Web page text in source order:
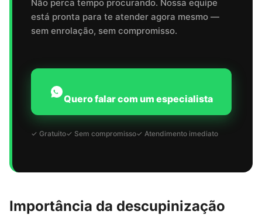
Não perca tempo procurando. Nossa equipe
está pronta para te atender agora mesmo —
sem enrolação, sem compromisso.
Quero falar com um especialista
✓ Gratuito✓ Sem compromisso✓ Atendimento imediato
Importância da descupinização